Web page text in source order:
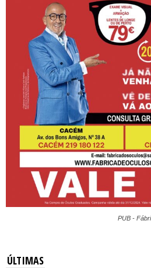
PUB -
ÚLTIMAS